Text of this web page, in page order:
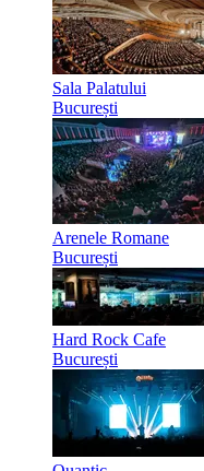
Sala Palatului
București
Arenele Romane
București
Hard Rock Cafe
București